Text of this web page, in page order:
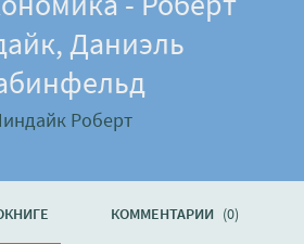
Даниэль
Роберт
КОММЕНТАРИИ (0)